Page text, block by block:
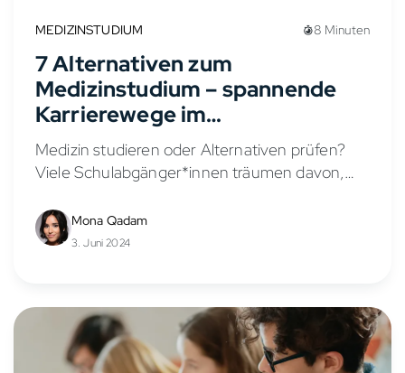
MEDIZINSTUDIUM 8 Minuten
7 Alternativen zum
Medizinstudium – spannende
Karrierewege im
Gesundheitswesen
Medizin studieren oder Alternativen prüfen?
Viele Schulabgänger*innen träumen davon,
kann oder möchte ein langes, anspruchsvolles
und NC-beschränktes Medizinstudium
Mona Qadam
3. Juni 2024